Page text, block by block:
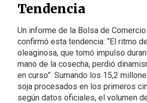
Tendencia
Un informe de la Bolsa de
confirmó esta tendencia: “El ritmo
oleaginosa, que tomó impulso
mano de la cosecha, perdió
en curso”. Sumando los 15,2
soja procesados en los primeros
según datos oficiales, el volumen